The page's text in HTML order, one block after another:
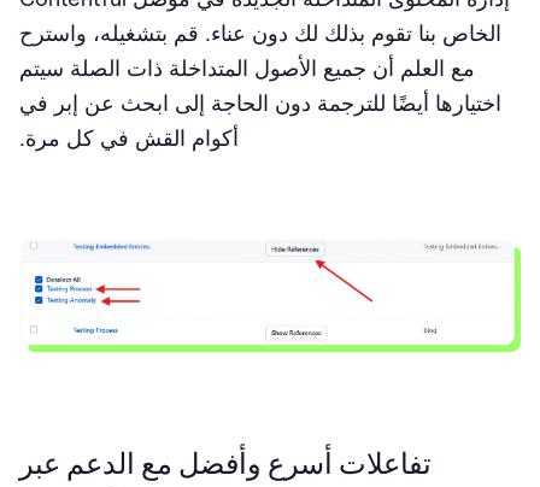
الخاص بنا تقوم بذلك لك دون عناء. قم بتشغيله، واسترح
مع العلم أن جميع الأصول المتداخلة ذات الصلة سيتم
اختيارها أيضًا للترجمة دون الحاجة إلى ابحث عن إبر في
أكوام القش في كل مرة.
تفاعلات أسرع وأفضل مع الدعم عبر